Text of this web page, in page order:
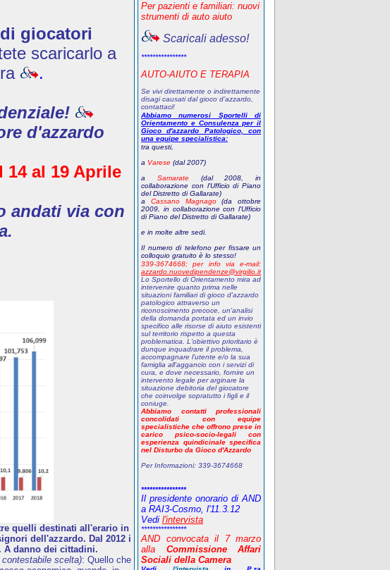
giocatori
scaricarlo a
.
d'azzardo
14 al 19 Aprile
andati via con
quelli destinati all'erario in
dell'azzardo. Dal 2012 i
A danno dei cittadini.
scelta): Quello che
Per pazienti e familiari: nuovi
strumenti di auto aiuto
Scaricali adesso!
****************
AUTO-AIUTO E TERAPIA
Se vivi direttamente o indirettamente
disagi causati dal gioco d’azzardo,
contattaci!
Abbiamo numerosi Sportelli di
Orientamento e Consulenza per il
Gioco d'azzardo Patologico, con
una equipe specialistica:
tra questi,
a Varese (dal 2007)
a Samarate (dal 2008, in
collaborazione con l'Ufficio di Piano
del Distretto di Gallarate)
a Cassano Magnago(da ottobre
2009, in collaborazione con l'Ufficio
di Piano del Distretto di Gallarate)
e in molte altre sedi.
Il numero di telefono per fissare un
colloquio gratuito è lo stesso!
339-3674668;
per info via e-mail:
azzardo.nuovedipendenze@virgilio.it
Lo Sportello di Orientamento mira ad
intervenire quanto prima nelle
situazioni familiari di gioco d'azzardo
patologico attraverso un
riconoscimento precoce, un'analisi
della domanda portata ed un invio
specifico alle risorse di aiuto esistenti
sul territorio rispetto a questa
problematica. L'obiettivo prioritario è
dunque inquadrare il problema,
accompagnare l'utente e/o la sua
famiglia all'aggancio con i servizi di
cura, e dove necessario, fornire un
intervento legale per arginare la
situazione debitoria del giocatore
che coinvolge sopratutto i figli e il
coniuge.
Abbiamo contatti professionali
concolidati con equipe
specialistiche che offrono prese in
carico psico-socio-legali con
esperienza quindicinale specifica
nel Disturbo da Gioco d'Azzardo
Per Informazioni: 339-3674668
****************
Il presidente onorario di AND
a RAI3-Cosmo, l'11.3.12
Vedi l'intervista
****************
AND convocata il 7 marzo
alla Commissione Affari
Sociali della Camera